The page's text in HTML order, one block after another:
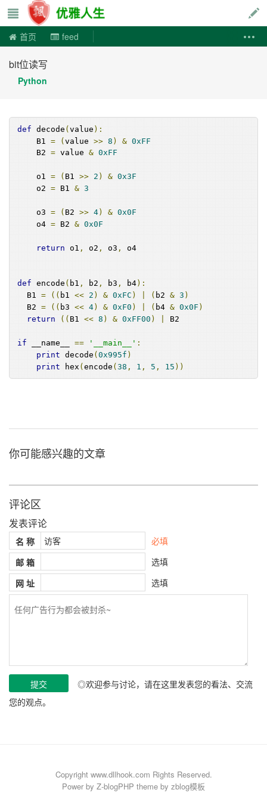
首页 feed
bit位读写
Python
def decode (value ):
B1 = (value >> 8 ) & 0xFF
B2 = value & 0xFF
o1 = ( B1 >> 2 ) & 0x3F
o2 = B1 & 3
o3 = ( B2 >> 4 ) & 0x0F
o4 = B2 & 0x0F
return o1 , o2 , o3 , o4
def encode ( b1 , b2 , b3 , b4):
B1 = (( b1 << 2 ) & 0xFC ) ( b2 & 3 )
B2 = (( b3 << 4) & 0xF0 ) ( b4 & 0x0F )
return
(( B1 << 8 ) & 0xFF00 ) B2
if __name__ == '__main__' :
print decode (0x995f )
print hex (encode (38 , 1 , 5 , 15 ))
你可能感兴趣的文章
评论区
发表评论
名 称
必填
邮 箱
选填
网 址
选填
◎欢迎参与讨论，请在这里发表您的看法、交流
您的观点。
Copyright www.dllhook.com Rights Reserved.
Power by Z-blogPHP theme by zblog模板